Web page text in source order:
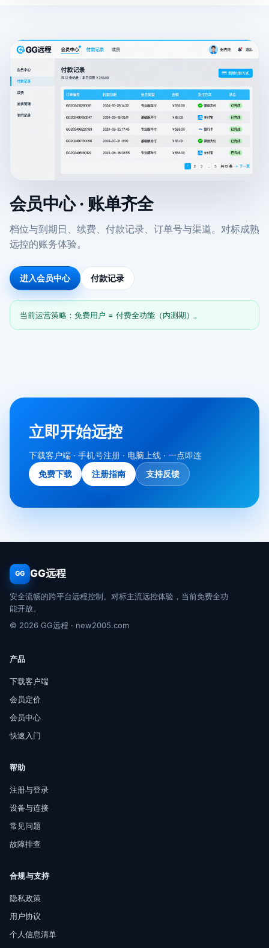
会员中心 · 账单齐全
档位与到期日、续费、付款记录、订单号与渠道。对标成熟
远控的账务体验。
进入会员中心 付款记录
当前运营策略：免费用户 = 付费全功能（内测期）。
立即开始远控
下载客户端 · 手机号注册 · 电脑上线 · 一点即连
免费下载
注册指南 支持反馈
GG GG远程
安全流畅的跨平台远程控制。对标主流远控体验，当前免费全功
能开放。
© 2026 GG远程 · new2005.com
产品
下载客户端
会员定价
会员中心
快速入门
帮助
注册与登录
设备与连接
常见问题
故障排查
合规与支持
隐私政策
用户协议
个人信息清单